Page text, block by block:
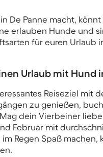
De Panne macht,
erlauben Hunde und
für euren Urlaub
Urlaub mit Hund
Reiseziel mit
zu genießen,
dein Vierbeiner
Februar mit
Regen Spaß